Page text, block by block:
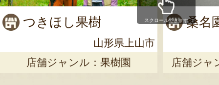
つきほし果樹
山形県上山市
店舗ジャンル： 果樹園
桑名
店舗ジャ
スクロールできます